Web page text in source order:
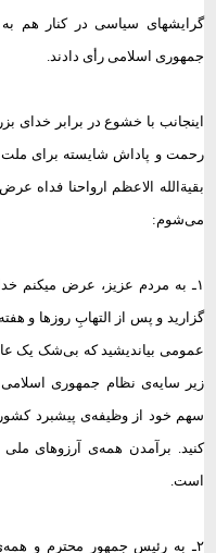
گرایشهای سیاسی در کنار هم
جمهوری اسلامی رأی دادند.
اینجانب با خشوع در برابر
رحمت و پاداش شایسته برای
بقیة‌الله الاعظم ارواحنا فداه
می‌شوم:
۱ـ به مردم عزیز، عرض میکنم
گزارید و پس از التهابِ روزها و
عمومی بیاندیشید که بی‌شک یک
زیر سایه‌ی نظام جمهوری اسلامی
سهم خود از وظیفه‌ی پیشبرد
کنید. برآمدن همه‌ی آرزوهای
است.
۲ـ به رئیس جمهور محترم و